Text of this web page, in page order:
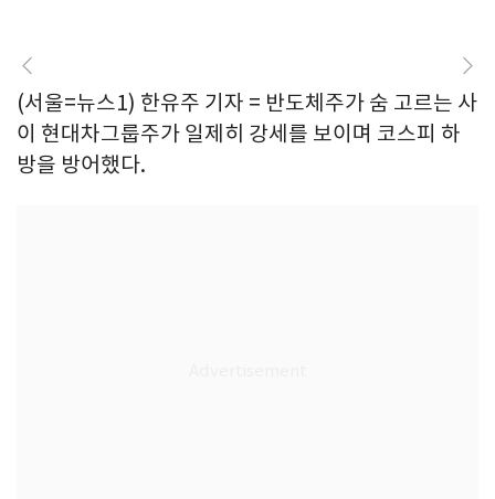
(서울=뉴스1) 한유주 기자 = 반도체주가 숨 고르는 사
이 현대차그룹주가 일제히 강세를 보이며 코스피 하
방을 방어했다.